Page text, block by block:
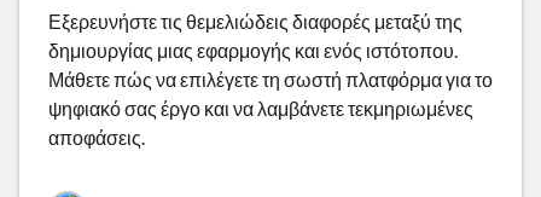
Εξερευνήστε τις θεμελιώδεις διαφορές μεταξύ της
δημιουργίας μιας εφαρμογής και ενός ιστότοπου.
Μάθετε πώς να επιλέγετε τη σωστή πλατφόρμα για το
ψηφιακό σας έργο και να λαμβάνετε τεκμηριωμένες
αποφάσεις.